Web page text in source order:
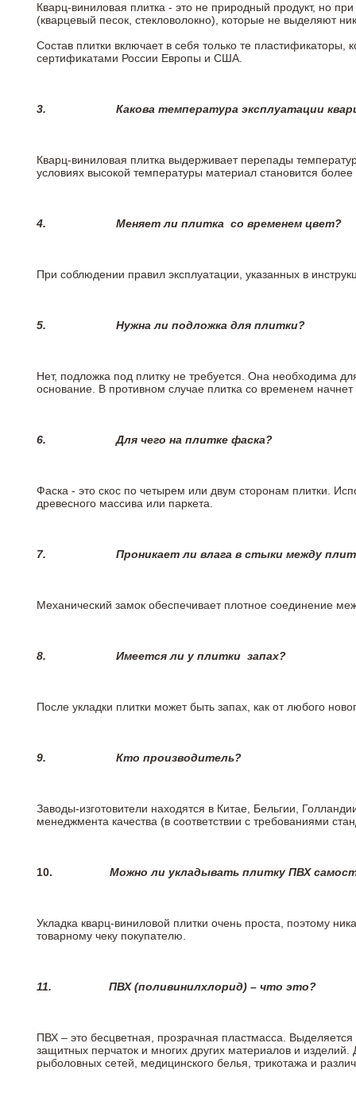
Кварц-виниловая плитка - это не природный продукт, но
(кварцевый песок, стекловолокно), которые не выделяют
Состав плитки включает в себя только те
сертификатами России Европы и США.
3. Какова температура эксплуатации
Кварц-виниловая плитка выдерживает перепады
условиях высокой температуры материал становится
4. Меняет ли плитка со временем цвет?
При соблюдении правил эксплуатации, указанных в
5. Нужна ли подложка для плитки?
Нет, подложка под плитку не требуется. Она необходима
основание. В противном случае плитка со временем
6.Для чего на плитке фаска?
Фаска - это скос по четырем или двум сторонам плитки.
древесного массива или паркета.
7. Проникает ли влага в стыки между
Механический замок обеспечивает плотное соединение
8. Имеется ли у плитки запах?
После укладки плитки может быть запах, как от любого
9. Кто производитель?
Заводы-изготовители находятся в Китае, Бельгии,
менеджмента качества (в соответствии с требованиями
10. Можно ли укладывать плитку ПВХ
Укладка кварц-виниловой плитки очень проста, поэтому
товарному чеку покупателю.
11. ПВХ (поливинилхлорид) – что это?
ПВХ – это бесцветная, прозрачная пластмасса.
защитных перчаток и многих других материалов и
рыболовных сетей, медицинского белья, трикотажа и